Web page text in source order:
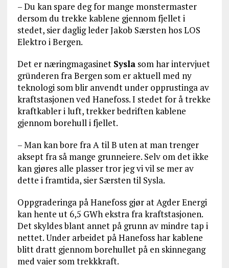
– Du kan spare deg for mange monstermaster
dersom du trekke kablene gjennom fjellet i
stedet, sier daglig leder Jakob Særsten hos LOS
Elektro i Bergen.
Det er næringmagasinet Syslasom har intervjuet
gründeren fra Bergen som er aktuell med ny
teknologi som blir anvendt under opprustinga av
kraftstasjonen ved Hanefoss. I stedet for å trekke
kraftkabler i luft, trekker bedriften kablene
gjennom borehull i fjellet.
– Man kan bore fra A til B uten at man trenger
aksept fra så mange grunneiere. Selv om det ikke
kan gjøres alle plasser tror jeg vi vil se mer av
dette i framtida, sier Særsten til Sysla.
Oppgraderinga på Hanefoss gjør at Agder Energi
kan hente ut 6,5 GWh ekstra fra kraftstasjonen.
Det skyldes blant annet på grunn av mindre tap i
nettet. Under arbeidet på Hanefoss har kablene
blitt dratt gjennom borehullet på en skinnegang
med vaier som trekkkraft.